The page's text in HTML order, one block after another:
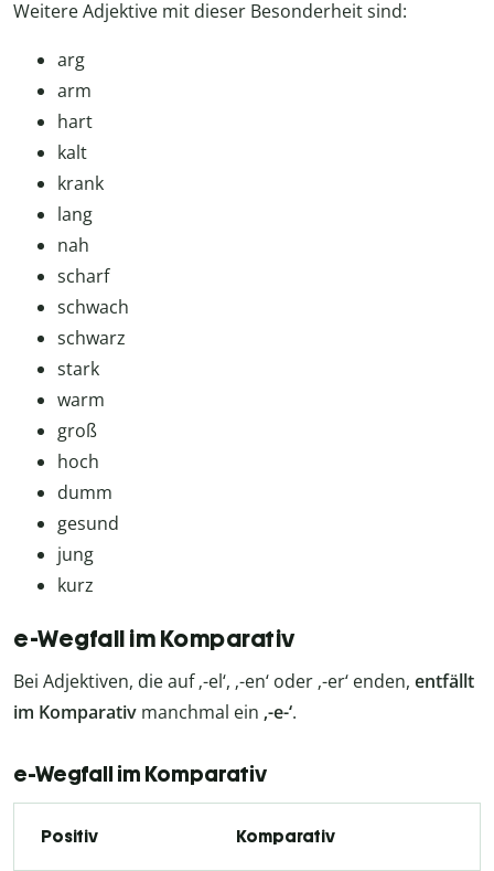
Weitere Adjektive mit dieser Besonderheit sind:
arg
arm
hart
kalt
krank
lang
nah
scharf
schwach
schwarz
stark
warm
groß
hoch
dumm
gesund
jung
kurz
e-Wegfall im Komparativ
Bei Adjektiven, die auf ‚-el‘, ‚-en‘ oder ‚-er‘ enden, entfällt
im Komparativ manchmal ein ‚-e-‘.
e-Wegfall im Komparativ
Positiv Komparativ